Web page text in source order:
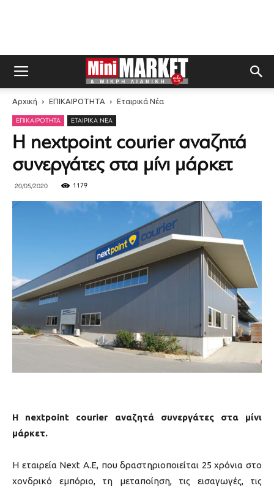
Αρχική ΕΠΙΚΑΙΡΟΤΗΤΑ Εταιρικά Νέα
ΕΠΙΚΑΙΡΟΤΗΤΑ ΕΤΑΙΡΙΚΆ ΝΈΑ
Η nextpoint courier αναζητά
συνεργάτες στα μίνι μάρκετ
20/05/2020 1179
Η nextpoint courier αναζητά συνεργάτες στα μίνι
μάρκετ.
Η εταιρεία Νext Α.Ε, που δραστηριοποιείται 25 χρόνια στο
χονδρικό εμπόριο, τη μεταποίηση, τις εισαγωγές, τις